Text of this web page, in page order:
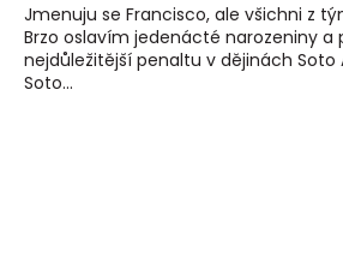
Jmenuju se Francisco, ale všichni z
Brzo oslavím jedenácté narozeniny a
nejdůležitější penaltu v dějinách Soto
Soto...